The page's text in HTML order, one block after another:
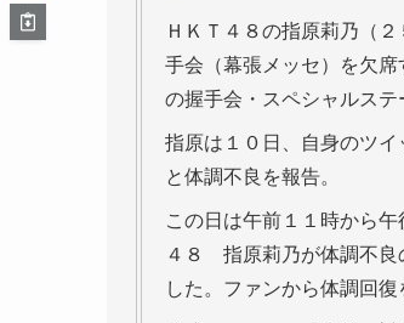
ＨＫＴ４８の指原莉乃（
手会（幕張メッセ）を欠
の握手会・スペシャルステ
指原は１０日、自身のツイ
と体調不良を報告。
この日は午前１１時から
４８ 指原莉乃が体調不良
した。ファンから体調回